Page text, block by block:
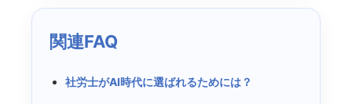
関連FAQ
社労士がAI時代に選ばれるためには？